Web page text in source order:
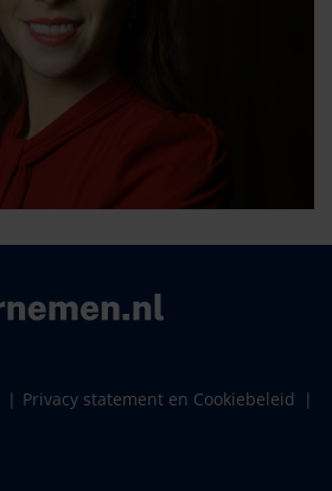
Privacy statement en Cookiebeleid